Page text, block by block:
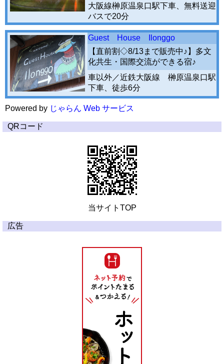
大阪線榊原温泉口駅下車、無料送迎
バスで20分
Guest House Ilonggo
【直前割◇8/13まで販売中♪】多文
化共生・国際交流ができる宿♪
車以外／近鉄大阪線 榊原温泉口駅
下車、徒歩6分
Powered by じゃらん Web サービス
QRコード
当サイトTOP
広告